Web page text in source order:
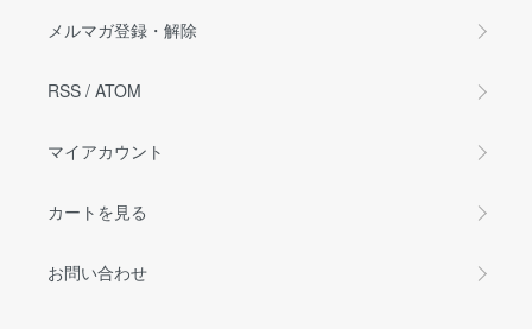
メルマガ登録・解除
RSS / ATOM
マイアカウント
カートを見る
お問い合わせ